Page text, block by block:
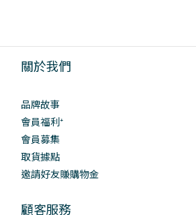
關於我們
品牌故事
會員福利⁺
會員募集
取貨據點
邀請好友賺購物金
顧客服務